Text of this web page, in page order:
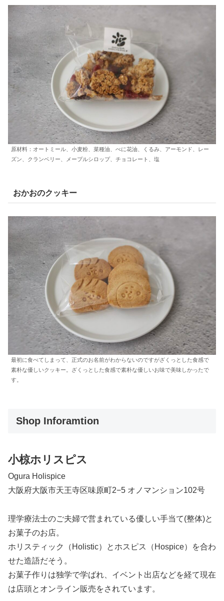
原材料：オートミール、小麦粉、菜種油、べに花油、くるみ、アーモンド、レー
ズン、クランベリー、メープルシロップ、チョコレート、塩
おかおのクッキー
最初に食べてしまって、正式のお名前がわからないのですがざくっとした食感で
素朴な優しいクッキー。ざくっとした食感で素朴な優しいお味で美味しかったで
す。
Shop Inforamtion
小椋ホリスピス
Ogura Holispice
大阪府大阪市天王寺区味原町2−5 オノマンション102号
理学療法士のご夫婦で営まれている優しい手当て(整体)と
お菓子のお店。
ホリスティック（Holistic）とホスピス（Hospice）を合わ
せた造語だそう。
お菓子作りは独学で学ばれ、イベント出店などを経て現在
は店頭とオンライン販売をされています。